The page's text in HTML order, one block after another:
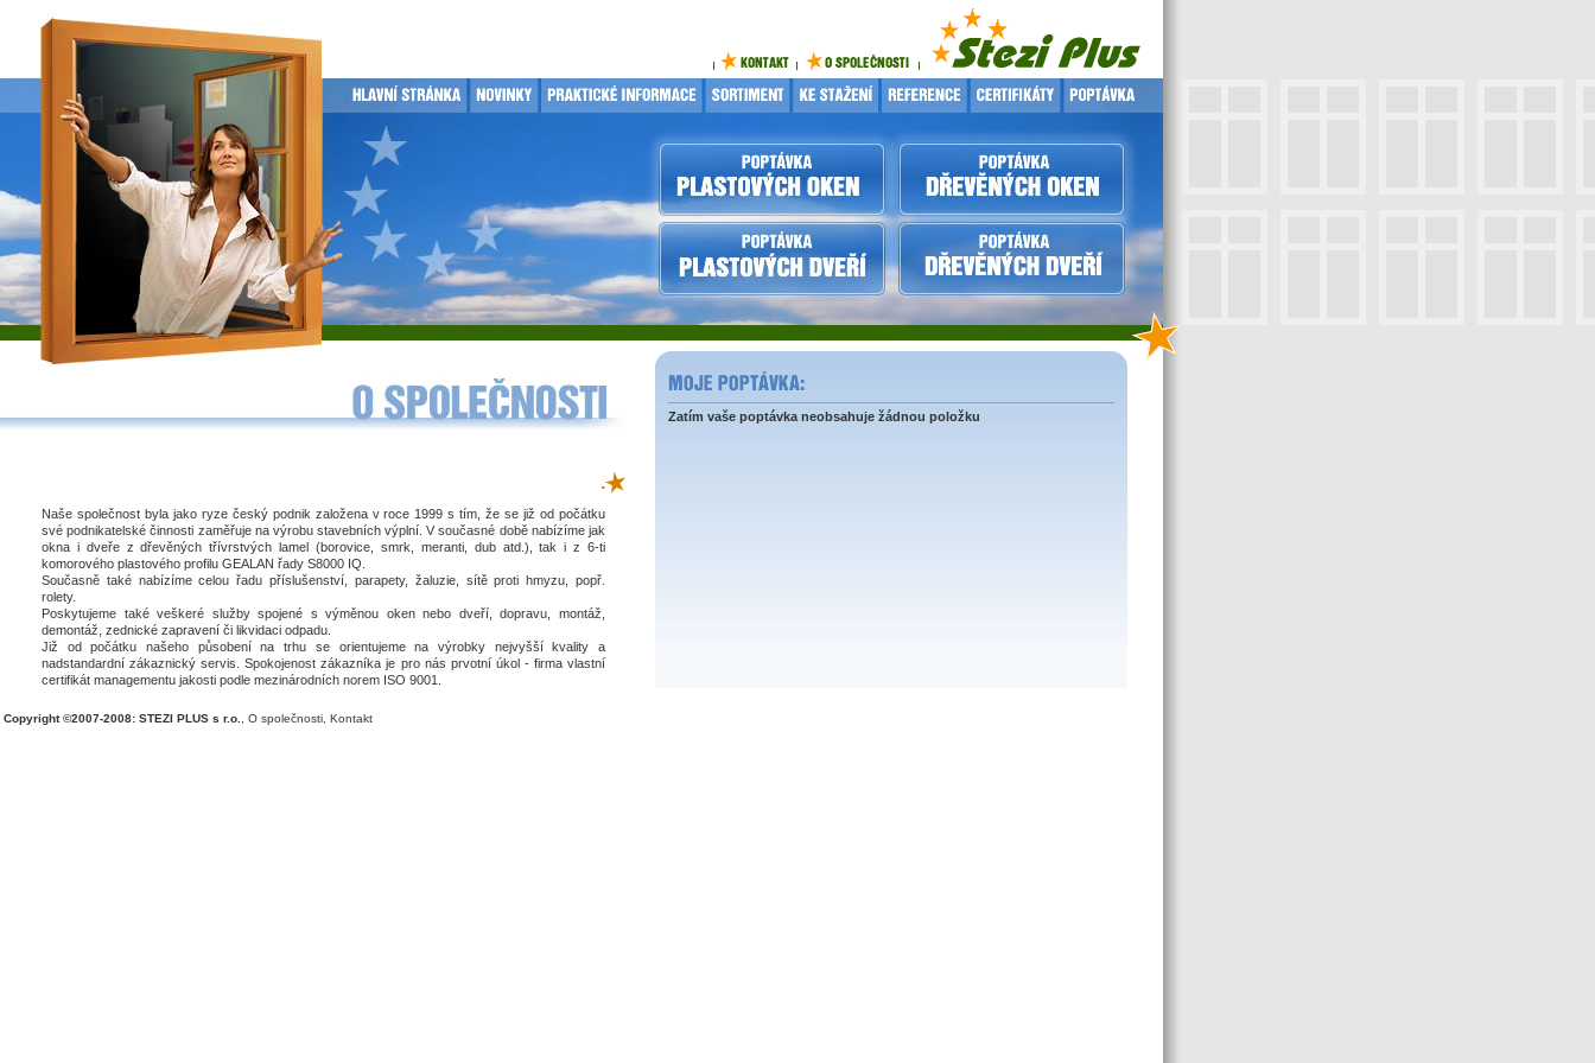
.
Naše společnost byla jako ryze český podnik založena v roce 1999 s tím, že se již od počátku
své podnikatelské činnosti zaměřuje na výrobu stavebních výplní. V současné době nabízíme jak
okna i dveře z dřevěných třívrstvých lamel (borovice, smrk, meranti, dub atd.), tak i z 6-ti
komorového plastového profilu GEALAN řady S8000 IQ.
Současně také nabízíme celou řadu příslušenství, parapety, žaluzie, sítě proti hmyzu, popř.
rolety.
Poskytujeme také veškeré služby spojené s výměnou oken nebo dveří, dopravu, montáž,
demontáž, zednické zapravení či likvidaci odpadu.
Již od počátku našeho působení na trhu se orientujeme na výrobky nejvyšší kvality a
nadstandardní zákaznický servis. Spokojenost zákazníka je pro nás prvotní úkol - firma vlastní
certifikát managementu jakosti podle mezinárodních norem ISO 9001.
Zatím vaše poptávka neobsahuje žádnou položku
Copyright ©2007-2008: STEZI PLUS s r.o. O společnosti Kontakt